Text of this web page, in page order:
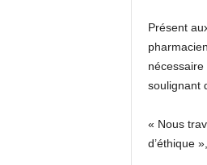
Présent
soulignant
« Nous
d’éthique